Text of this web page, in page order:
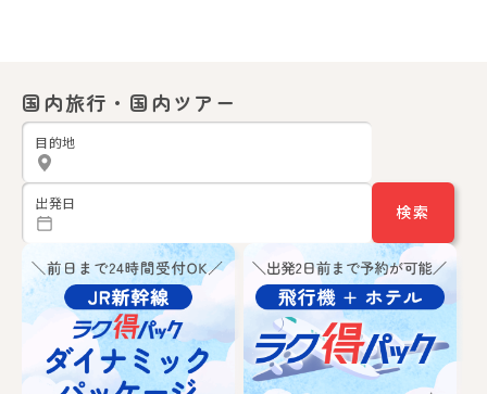
国内旅行・ 国内ツアー
目的地
出発日 検索